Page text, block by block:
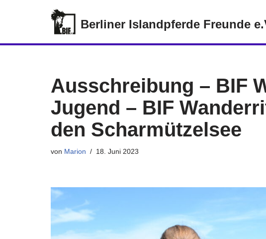
Berliner Islandpferde Freunde
Ausschreibung – BIF
Jugend – BIF
den Scharmützelsee
von Marion 18. Juni 2023